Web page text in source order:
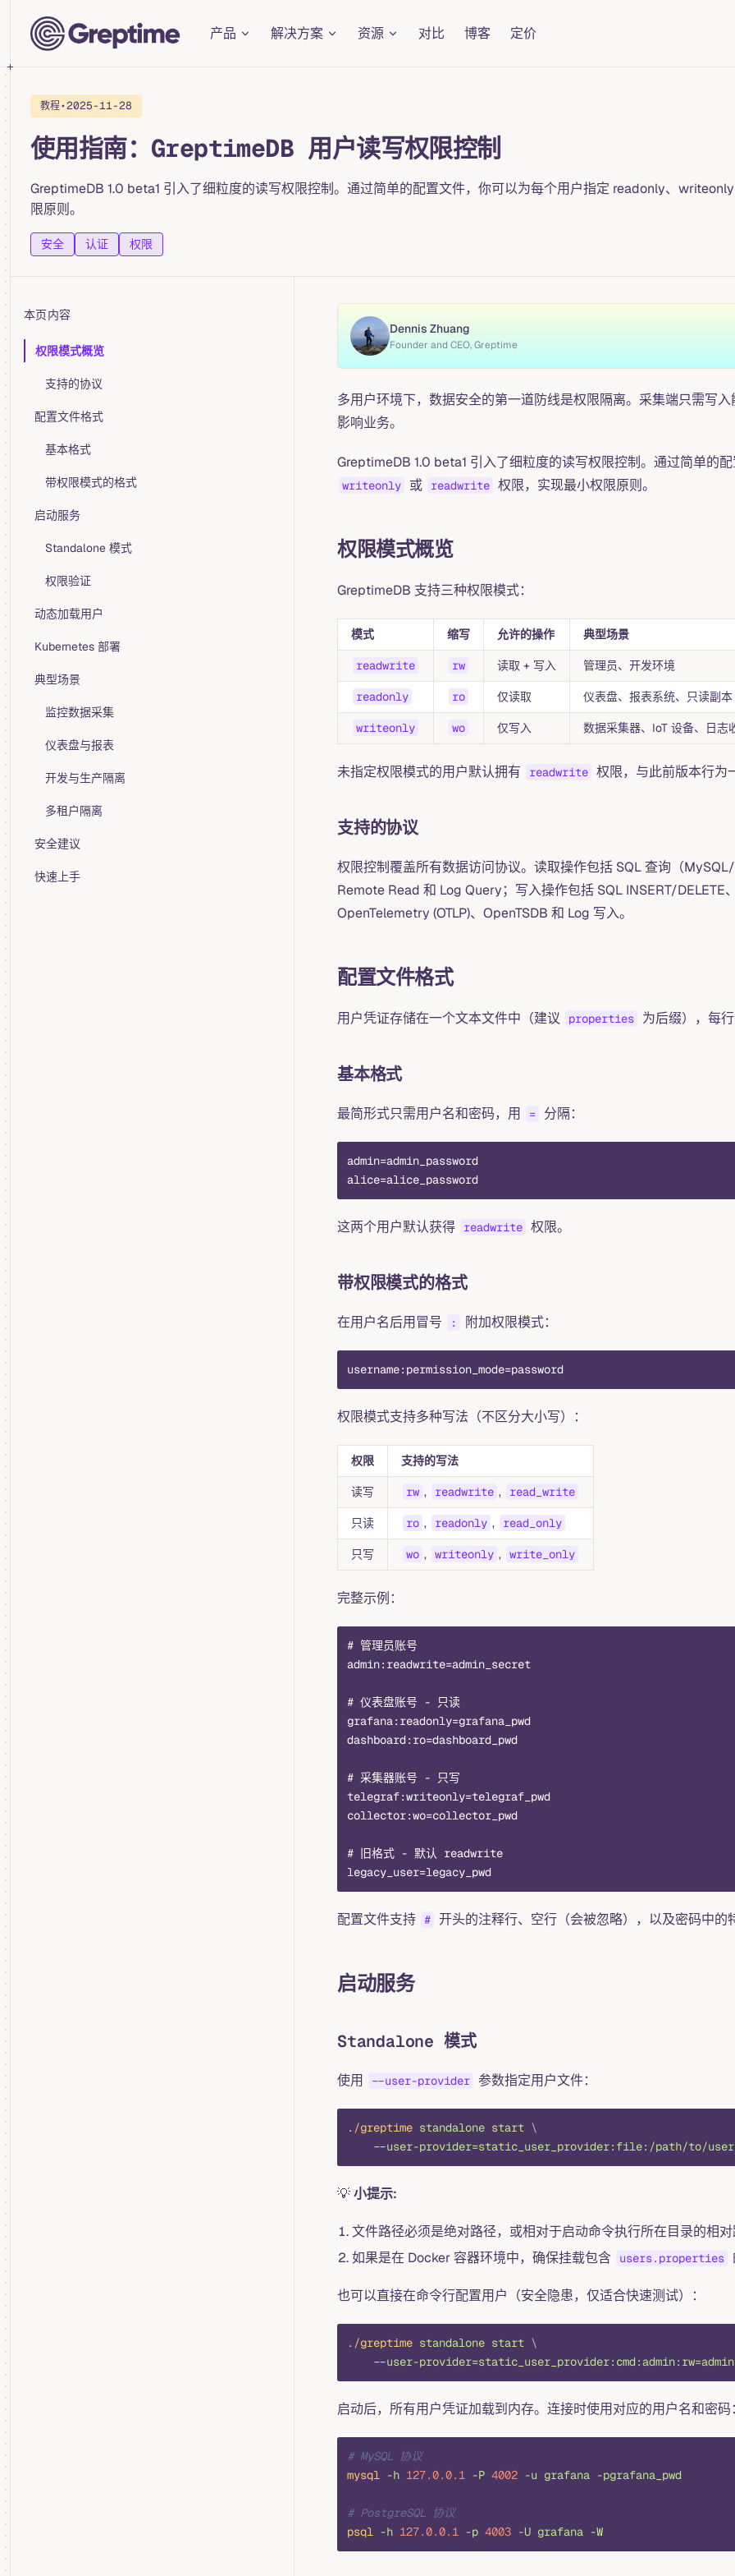
Skip to content
产品
解决方案 资源 对比 博客 定价
教程•2025-11-28
使用指南：GreptimeDB 用户读写权限控制
GreptimeDB 1.0 beta1 引入了细粒度的读写权限控制。通过简单的配置文件，你可以为每个用户指定 readonly、
限原则。
安全 认证 权限
本页内容
Table of Contents for current page
权限模式概览
支持的协议
配置文件格式
基本格式
带权限模式的格式
启动服务
Standalone 模式
权限验证
动态加载用户
Kubernetes 部署
典型场景
监控数据采集
仪表盘与报表
开发与生产隔离
多租户隔离
安全建议
快速上手
Dennis Zhuang
Founder and CEO, Greptime
多用户环境下，数据安全的第一道防线是权限隔离。采集端只需写
影响业务。
GreptimeDB 1.0 beta1 引入了细粒度的读写权限控制。通过简单的
writeonly 或 readwrite 权限，实现最小权限原则。
权限模式概览
GreptimeDB 支持三种权限模式：
模式 缩写 允许的操作 典型场景
readwrite rw 读取 + 写入 管理员、开发环境
readonly ro 仅读取 仪表盘、报表系统、只读副本
writeonly wo 仅写入 数据采集器、IoT 设备、日志
未指定权限模式的用户默认拥有 readwrite 权限，与此前版本行为
支持的协议
权限控制覆盖所有数据访问协议。读取操作包括 SQL 查询（
Remote Read 和 Log Query；写入操作包括 SQL INSERT/
OpenTelemetry (OTLP)、OpenTSDB 和 Log 写入。
配置文件格式
用户凭证存储在一个文本文件中（建议 properties 为后缀），每
基本格式
最简形式只需用户名和密码，用 = 分隔：
admin=admin_password
alice=alice_password
这两个用户默认获得 readwrite 权限。
带权限模式的格式
在用户名后用冒号 : 附加权限模式：
username:permission_mode=password
权限模式支持多种写法（不区分大小写）：
权限 支持的写法
读写 rw , readwrite , read_write
只读 ro , readonly , read_only
只写 wo , writeonly , write_only
完整示例：
# 管理员账号
admin:readwrite=admin_secret
# 仪表盘账号 - 只读
grafana:readonly=grafana_pwd
dashboard:ro=dashboard_pwd
# 采集器账号 - 只写
telegraf:writeonly=telegraf_pwd
collector:wo=collector_pwd
# 旧格式 - 默认 readwrite
legacy_user=legacy_pwd
配置文件支持 # 开头的注释行、空行（会被忽略），以及密码中的
启动服务
Standalone 模式
使用 --user-provider 参数指定用户文件：
./greptime standalone start \
--user-provider=static_user_provider:file:/path/to/
💡小提示:
文件路径必须是绝对路径，或相对于启动命令执行所在目录的相
如果是在 Docker 容器环境中，确保挂载包含
users.properties
也可以直接在命令行配置用户（安全隐患，仅适合快速测试）：
./greptime standalone start \
--user-
启动后，所有用户凭证加载到内存。连接时使用对应的用户名和密码
# MySQL 协议
mysql -h 127.0.0.1 -P 4002 -u grafana -pgrafana_pwd
# PostgreSQL 协议
psql -h 127.0.0.1 -p 4003 -U grafana -W